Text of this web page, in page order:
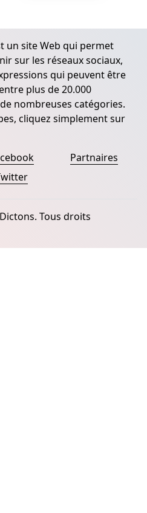
un site Web qui permet
sur les réseaux sociaux,
qui peuvent être
plus de 20.000
nombreuses catégories.
cliquez simplement sur
Partnaires
Tous droits